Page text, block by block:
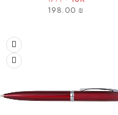
198.00